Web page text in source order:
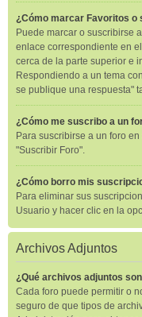
¿Cómo marcar Favoritos
Puede marcar o suscribirse
enlace correspondiente en
cerca de la parte superior e
Respondiendo a un tema
se publique una respuesta"
¿Cómo me suscribo a un
Para suscribirse a un foro
"Suscribir Foro".
¿Cómo borro mis
Para eliminar sus
Usuario y hacer clic en la
Archivos Adjuntos
¿Qué archivos adjuntos
Cada foro puede permitir o
seguro de que tipos de